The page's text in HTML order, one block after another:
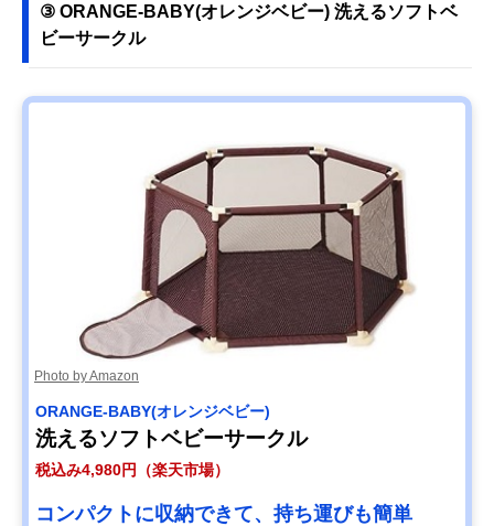
③ ORANGE-BABY(オレンジベビー) 洗えるソフトベ
ビーサークル
Photo by Amazon
ORANGE-BABY(オレンジベビー)
洗えるソフトベビーサークル
税込み4,980円（楽天市場）
コンパクトに収納できて、持ち運びも簡単